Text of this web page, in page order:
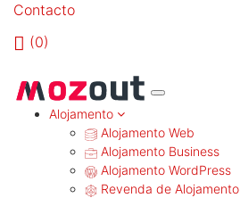
Contacto
(0)
Alojamento
Alojamento Web
Alojamento Business
Alojamento WordPress
Revenda de Alojamento